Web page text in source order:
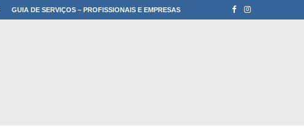
GUIA DE SERVIÇOS – PROFISSIONAIS E EMPRESAS